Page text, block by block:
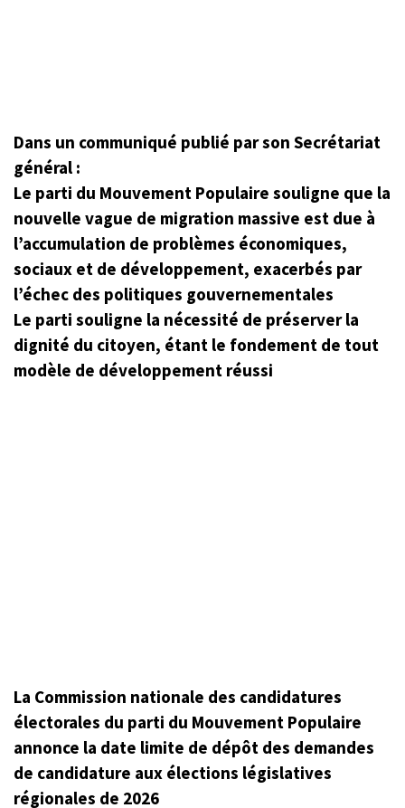
Dans un communiqué publié par son Secrétariat
général :
Le parti du Mouvement Populaire souligne que la
nouvelle vague de migration massive est due à
l’accumulation de problèmes économiques,
sociaux et de développement, exacerbés par
l’échec des politiques gouvernementales
Le parti souligne la nécessité de préserver la
dignité du citoyen, étant le fondement de tout
modèle de développement réussi
La Commission nationale des candidatures
électorales du parti du Mouvement Populaire
annonce la date limite de dépôt des demandes
de candidature aux élections législatives
régionales de 2026